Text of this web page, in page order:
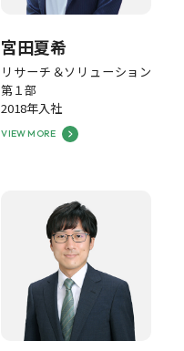
宮田夏希
リサーチ＆ソリューション
第１部
2018年入社
VIEW MORE